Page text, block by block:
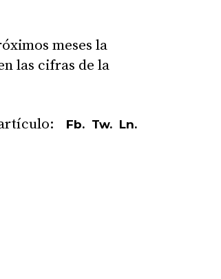
meses la
las cifras de la
Fb. Tw. Ln.